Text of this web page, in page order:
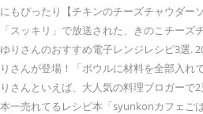
にもぴったり【チキンのチーズチャウダー
「スッキリ」で放送された、きのこチー
ゆりさんのおすすめ電子レンジレシピ3選.
りさんが登場！「ボウルに材料を全部入
りさんといえば、大人気の料理ブロガー
本一売れてるレシピ本「syunkonカフェご